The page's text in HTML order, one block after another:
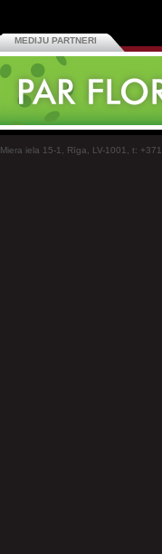
MEDIJU PARTNERI
Miera iela 15-1, Rīga, LV-1001, t: